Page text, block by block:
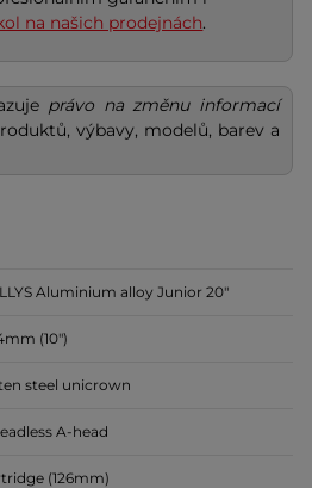
na našich prodejnách.
právo na změnu informací
výbavy, modelů, barev a
Aluminium alloy Junior 20"
(10")
steel unicrown
A-head
(126mm)